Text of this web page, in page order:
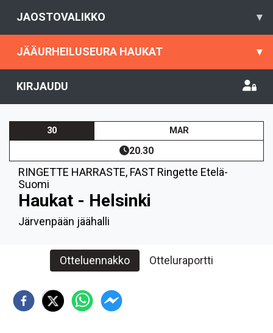
JAOSTOVALIKKO ▾
JÄÄURHEILUSEURA HAUKAT ▾
KIRJAUDU
30 MAR
20.30
RINGETTE HARRASTE, FAST Ringette Etelä-
Suomi
Haukat - Helsinki
Järvenpään jäähalli
Otteluennakko Otteluraportti